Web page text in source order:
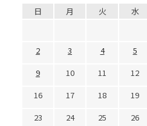
日 月 火 水
2
3 4 5
9
10 11 12
16
17 18 19
23
24 25 26